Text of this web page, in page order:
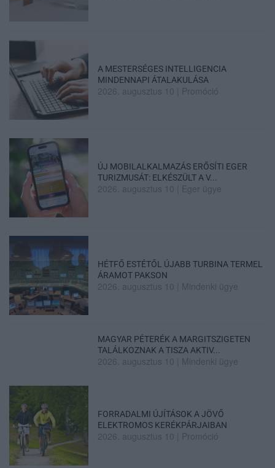
A MESTERSÉGES INTELLIGENCIA
MINDENNAPI ÁTALAKULÁSA
2026. augusztus 10 Promóció
ÚJ MOBILALKALMAZÁS ERŐSÍTI EGER
TURIZMUSÁT: ELKÉSZÜLT A V...
2026. augusztus 10 Eger ügye
HÉTFŐ ESTÉTŐL ÚJABB TURBINA TERMEL
ÁRAMOT PAKSON
2026. augusztus 10 Mindenki ügye
MAGYAR PÉTERÉK A MARGITSZIGETEN
TALÁLKOZNAK A TISZA AKTIV...
2026. augusztus 10 Mindenki ügye
FORRADALMI ÚJÍTÁSOK A JÖVŐ
ELEKTROMOS KERÉKPÁRJAIBAN
2026. augusztus 10 Promóció